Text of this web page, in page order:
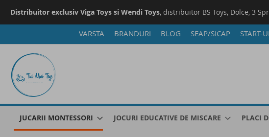
Distribuitor exclusiv Viga Toys si Wendi Toys, distribuitor BS Toys, Dolce, 3
la
Continut
VARSTA BRANDURI BLOG SEAP/SICAP START-
JUCARII MONTESSORI JOCURI EDUCATIVE DE MISCARE PLACI